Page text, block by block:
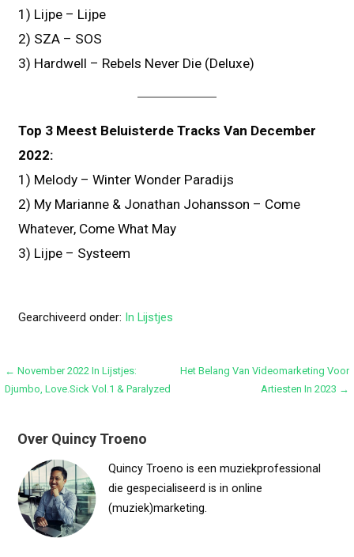
1) Lijpe – Lijpe
2) SZA – SOS
3) Hardwell – Rebels Never Die (Deluxe)
Top 3 Meest Beluisterde Tracks Van December
2022:
1) Melody – Winter Wonder Paradijs
2) My Marianne & Jonathan Johansson – Come
Whatever, Come What May
3) Lijpe – Systeem
Gearchiveerd onder: In Lijstjes
Bericht
← November 2022 In Lijstjes:
Djumbo, Love.Sick Vol.1 & Paralyzed
Het Belang Van Videomarketing Voor
Artiesten In 2023 →
Over Quincy Troeno
Quincy Troeno is een muziekprofessional
die gespecialiseerd is in online
(muziek)marketing.